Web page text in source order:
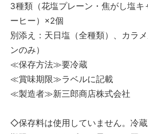
3種類（花塩プレーン・焦がし塩キ
ーヒー）×2個
別添え：天日塩（全種類）、カラ
ンのみ）
≪保存方法≫要冷蔵
≪賞味期限≫ラベルに記載
≪製造者≫新三郎商店株式会社
◇保存料は使用していません。冷